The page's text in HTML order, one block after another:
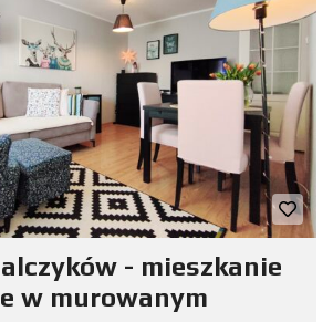
- mieszkanie
w murowanym